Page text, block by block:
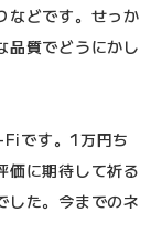
などです。せっか
品質でどうにかし
です。1万円ち
価に期待して祈る
した。今までのネ